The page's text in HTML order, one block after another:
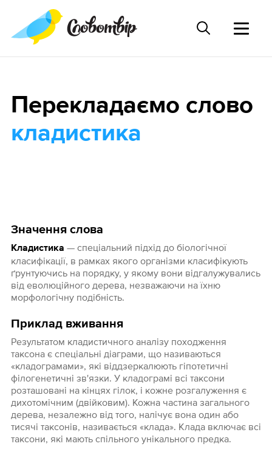
Значення слова
Кладистика — спеціальний підхід до біологічної
класифікації, в рамках якого організми класифікують
ґрунтуючись на порядку, у якому вони відгалужувались
від еволюційного дерева, незважаючи на їхню
морфологічну подібність.
Приклад вживання
Результатом кладистичного аналізу походження
таксона є спеціальні діаграми, що називаються
«кладограмами», які віддзеркалюють гіпотетичні
філогенетичні зв'язки. У кладограмі всі таксони
розташовані на кінцях гілок, і кожне розгалуження є
дихотомічним (двійковим). Кожна частина загального
дерева, незалежно від того, налічує вона один або
тисячі таксонів, називається «клада». Клада включає всі
таксони, які мають спільного унікального предка.
Перекладаємо слово
кладистика